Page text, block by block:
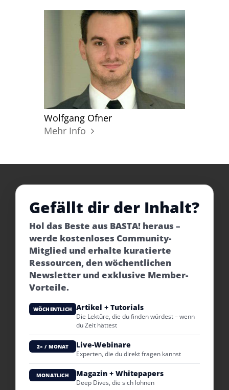
Wolfgang Ofner
Mehr Info
Gefällt dir der Inhalt?
Hol das Beste aus BASTA! heraus –
werde kostenloses Community-
Mitglied und erhalte kuratierte
Ressourcen, den wöchentlichen
Newsletter und exklusive Member-
Vorteile.
WÖCHENTLICH Artikel + Tutorials
Die Lektüre, die du finden würdest – wenn
du Zeit hättest
2× / MONAT Live-Webinare
Experten, die du direkt fragen kannst
MONATLICH Magazin + Whitepapers
Deep Dives, die sich lohnen